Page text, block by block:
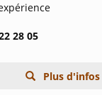
28 05
Plus d'infos